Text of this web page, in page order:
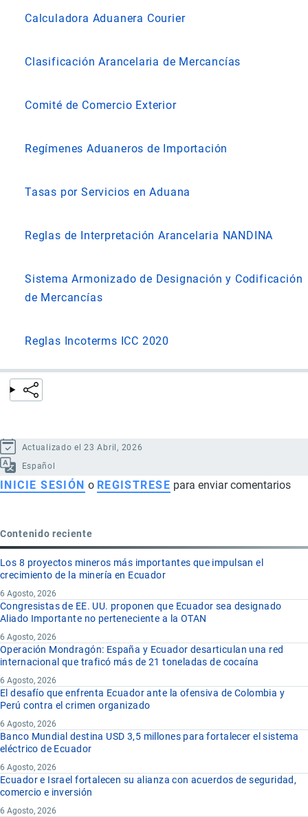
Calculadora Aduanera Courier
Clasificación Arancelaria de Mercancías
Comité de Comercio Exterior
Regímenes Aduaneros de Importación
Tasas por Servicios en Aduana
Reglas de Interpretación Arancelaria NANDINA
Sistema Armonizado de Designación y Codificación
de Mercancías
Reglas Incoterms ICC 2020
Actualizado el 23 Abril, 2026
Español
INICIE SESIÓN o REGISTRESE para enviar comentarios
Contenido reciente
Los 8 proyectos mineros más importantes que impulsan el
crecimiento de la minería en Ecuador
6 Agosto, 2026
Congresistas de EE. UU. proponen que Ecuador sea designado
Aliado Importante no perteneciente a la OTAN
6 Agosto, 2026
Operación Mondragón: España y Ecuador desarticulan una red
internacional que traficó más de 21 toneladas de cocaína
6 Agosto, 2026
El desafío que enfrenta Ecuador ante la ofensiva de Colombia y
Perú contra el crimen organizado
6 Agosto, 2026
Banco Mundial destina USD 3,5 millones para fortalecer el sistema
eléctrico de Ecuador
6 Agosto, 2026
Ecuador e Israel fortalecen su alianza con acuerdos de seguridad,
comercio e inversión
6 Agosto, 2026